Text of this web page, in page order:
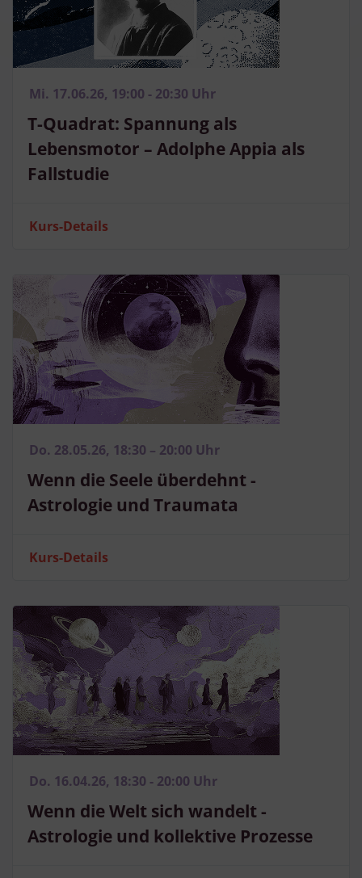
Mi. 17.06.26, 19:00 - 20:30 Uhr
T-Quadrat: Spannung als
Lebensmotor – Adolphe Appia als
Fallstudie
Kurs-Details
Do. 28.05.26, 18:30 – 20:00 Uhr
Wenn die Seele überdehnt -
Astrologie und Traumata
Kurs-Details
Do. 16.04.26, 18:30 - 20:00 Uhr
Wenn die Welt sich wandelt -
Astrologie und kollektive Prozesse